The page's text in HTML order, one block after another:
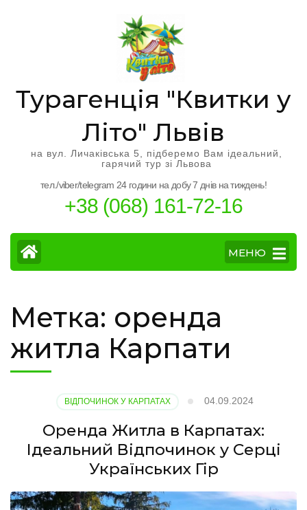
Турагенція "Квитки у
Літо" Львів
на вул. Личаківська 5, підберемо Вам ідеальний,
гарячий тур зі Львова
тел./viber/telegram 24 години на добу 7 днів на тиждень!
+38 (068) 161-72-16
МЕНЮ
Метка: оренда
житла Карпати
ВІДПОЧИНОК У КАРПАТАХ 04.09.2024
Оренда Житла в Карпатах:
Ідеальний Відпочинок у Серці
Українських Гір